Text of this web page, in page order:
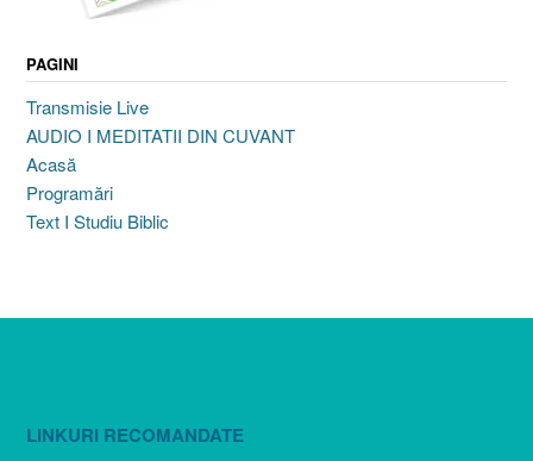
PAGINI
Transmisie Live
AUDIO I MEDITATII DIN CUVANT
Acasă
Programări
Text I Studiu Biblic
LINKURI RECOMANDATE